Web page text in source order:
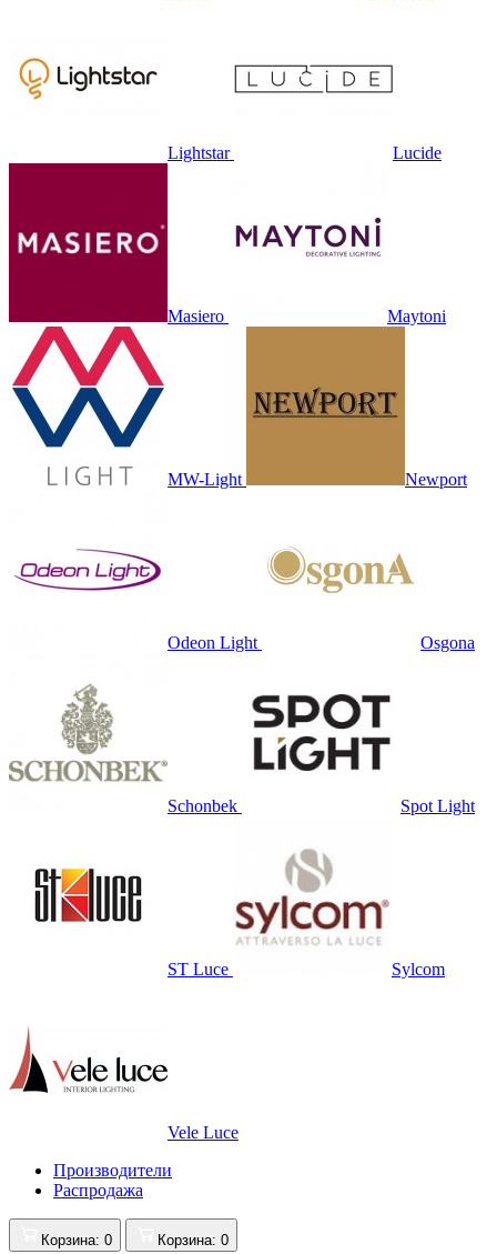
Lightstar Lucide
Masiero Maytoni
MW-Light Newport
Odeon Light Osgona
Schonbek Spot Light
ST Luce Sylcom
Vele Luce
Производители
Распродажа
Корзина: 0 Корзина: 0